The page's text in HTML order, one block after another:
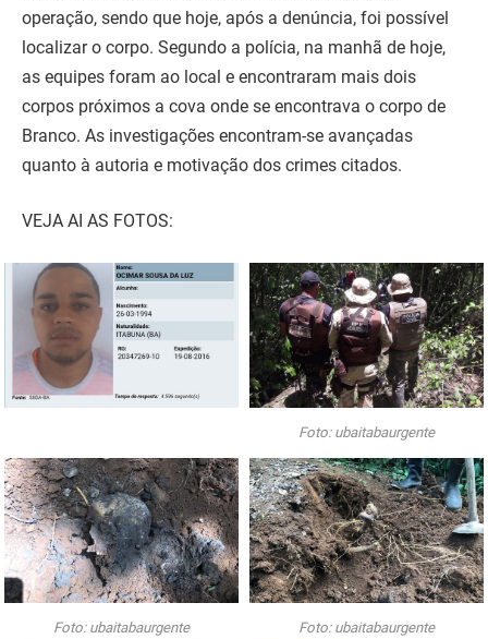
operação, sendo que hoje, após a denúncia, foi possível
localizar o corpo. Segundo a polícia, na manhã de hoje,
as equipes foram ao local e encontraram mais dois
corpos próximos a cova onde se encontrava o corpo de
Branco. As investigações encontram-se avançadas
quanto à autoria e motivação dos crimes citados.
VEJA AI AS FOTOS:
Foto: ubaitabaurgente
Foto: ubaitabaurgente Foto: ubaitabaurgente